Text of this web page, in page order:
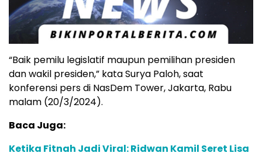
“Baik pemilu legislatif maupun pemilihan presiden
dan wakil presiden,” kata Surya Paloh, saat
konferensi pers di NasDem Tower, Jakarta, Rabu
malam (20/3/2024).
Baca Juga:
Ketika Fitnah Jadi Viral: Ridwan Kamil Seret Lisa